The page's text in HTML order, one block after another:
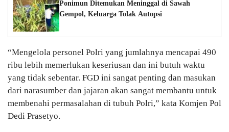
Ponimun Ditemukan Meninggal di Sawah
Gempol, Keluarga Tolak Autopsi
“Mengelola personel Polri yang jumlahnya mencapai 490
ribu lebih memerlukan keseriusan dan ini butuh waktu
yang tidak sebentar. FGD ini sangat penting dan masukan
dari narasumber dan jajaran akan sangat membantu untuk
membenahi permasalahan di tubuh Polri,” kata Komjen Pol
Dedi Prasetyo.